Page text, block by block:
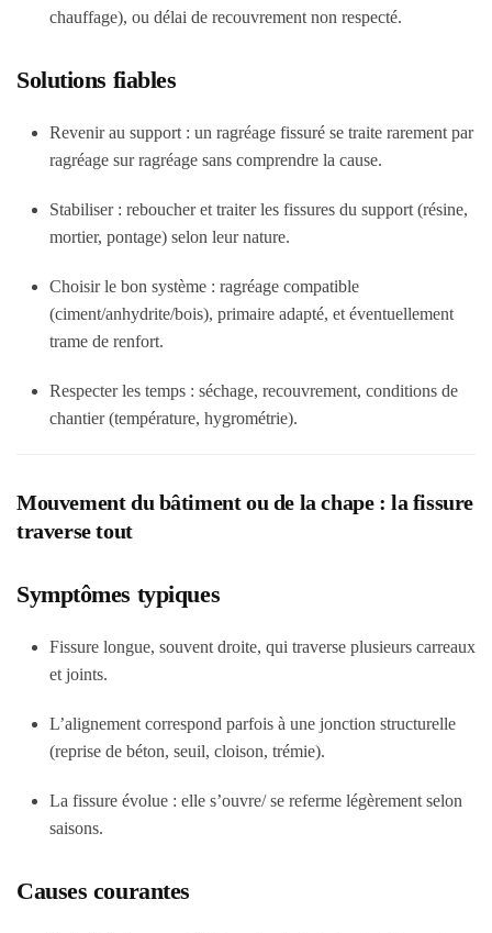
chauffage), ou délai de recouvrement non respecté.
Solutions fiables
Revenir au support : un ragréage fissuré se traite rarement par
ragréage sur ragréage sans comprendre la cause.
Stabiliser: reboucher et traiter les fissures du support (résine,
mortier, pontage) selon leur nature.
Choisir le bon système : ragréage compatible
(ciment/anhydrite/bois), primaire adapté, et éventuellement
trame de renfort.
Respecter les temps : séchage, recouvrement, conditions de
chantier (température, hygrométrie).
Mouvement du bâtiment ou de la chape : la fissure
traverse tout
Symptômes typiques
Fissure longue, souvent droite, qui traverse plusieurs carreaux
et joints.
L’alignement correspond parfois à une jonction structurelle
(reprise de béton, seuil, cloison, trémie).
La fissure évolue : elle s’ouvre/ se referme légèrement selon
saisons.
Causes courantes